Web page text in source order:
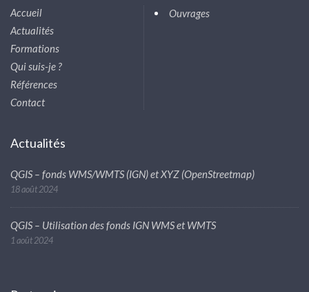
Accueil
Actualités
Formations
Qui suis-je ?
Références
Contact
Ouvrages
Actualités
QGIS – fonds WMS/WMTS (IGN) et XYZ (OpenStreetmap)
18 août 2024
QGIS – Utilisation des fonds IGN WMS et WMTS
1 août 2024